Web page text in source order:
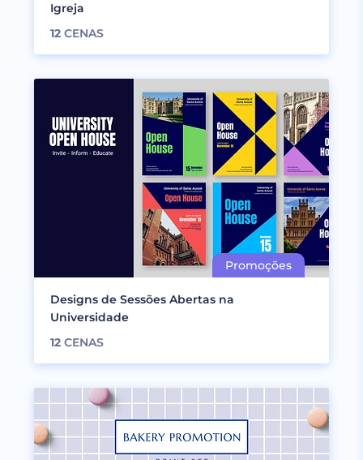
Igreja
12 CENAS
Designs de Sessões Abertas na
Universidade
12 CENAS